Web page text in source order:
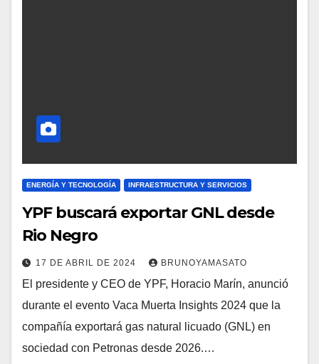
ENERGÍA Y TECNOLOGÍA INFRAESTRUCTURA Y SERVICIOS
YPF buscará exportar GNL desde
Rio Negro
17 DE ABRIL DE 2024 BRUNOYAMASATO
El presidente y CEO de YPF, Horacio Marín, anunció
durante el evento Vaca Muerta Insights 2024 que la
compañía exportará gas natural licuado (GNL) en
sociedad con Petronas desde 2026.…